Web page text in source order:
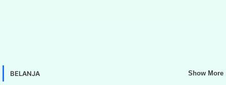
BELANJA Show More